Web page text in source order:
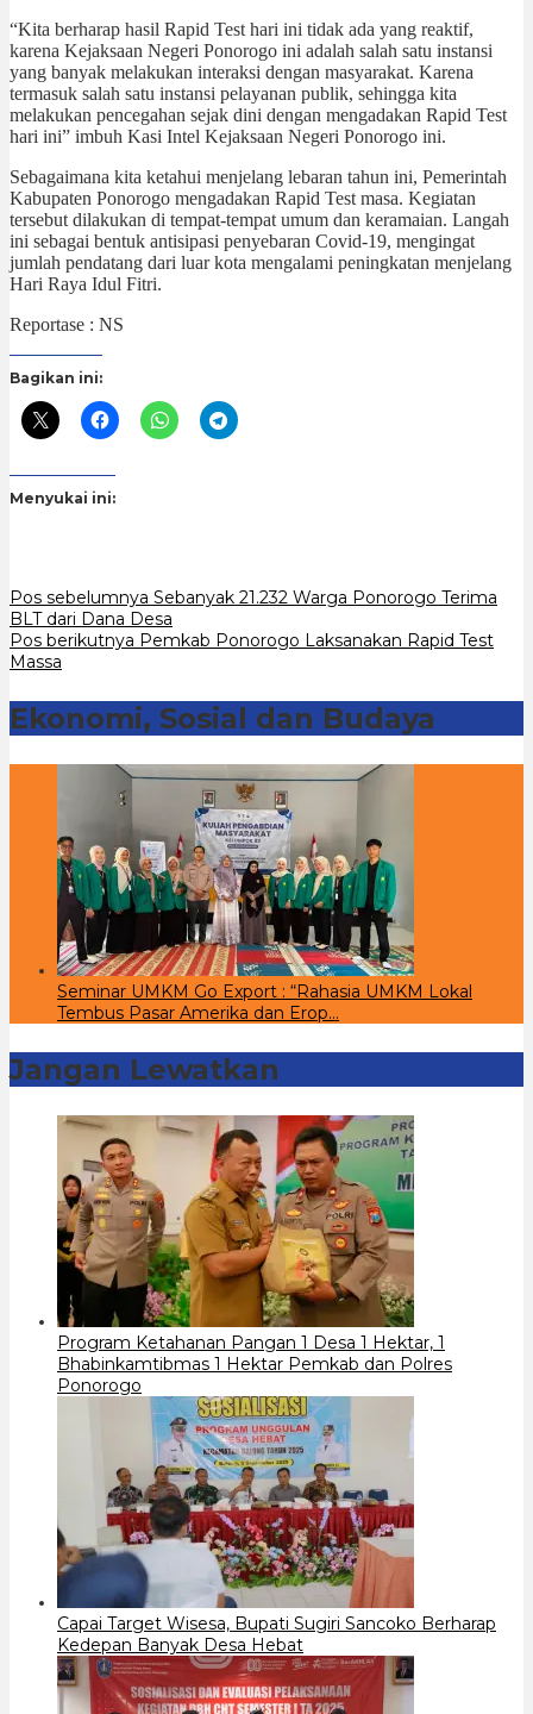
“Kita berharap hasil Rapid Test hari ini tidak ada yang reaktif,
karena Kejaksaan Negeri Ponorogo ini adalah salah satu instansi
yang banyak melakukan interaksi dengan masyarakat. Karena
termasuk salah satu instansi pelayanan publik, sehingga kita
melakukan pencegahan sejak dini dengan mengadakan Rapid Test
hari ini” imbuh Kasi Intel Kejaksaan Negeri Ponorogo ini.
Sebagaimana kita ketahui menjelang lebaran tahun ini, Pemerintah
Kabupaten Ponorogo mengadakan Rapid Test masa. Kegiatan
tersebut dilakukan di tempat-tempat umum dan keramaian. Langah
ini sebagai bentuk antisipasi penyebaran Covid-19, mengingat
jumlah pendatang dari luar kota mengalami peningkatan menjelang
Hari Raya Idul Fitri.
Reportase : NS
Bagikan ini:
Menyukai ini:
Navigasi
pos
Pos sebelumnya Sebanyak 21.232 Warga Ponorogo Terima
BLT dari Dana Desa
Pos berikutnya Pemkab Ponorogo Laksanakan Rapid Test
Massa
Ekonomi, Sosial dan Budaya
Seminar UMKM Go Export : “Rahasia UMKM Lokal
Tembus Pasar Amerika dan Erop…
Jangan Lewatkan
Program Ketahanan Pangan 1 Desa 1 Hektar, 1
Bhabinkamtibmas 1 Hektar Pemkab dan Polres
Ponorogo
Capai Target Wisesa, Bupati Sugiri Sancoko Berharap
Kedepan Banyak Desa Hebat